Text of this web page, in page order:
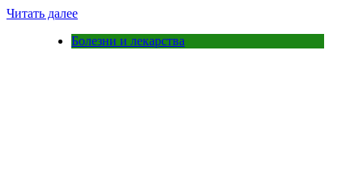
Читать далее
Болезни и лекарства